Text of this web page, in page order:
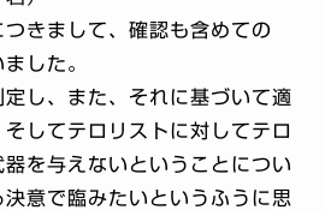
きまして、確認も含めての
した。
し、また、それに基づいて適
してテロリストに対してテロ
を与えないということについ
意で臨みたいというふうに思